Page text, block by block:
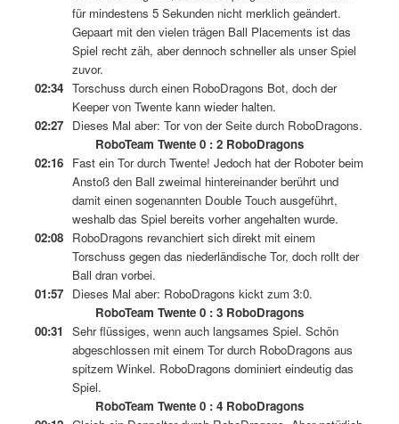
für mindestens 5 Sekunden nicht merklich geändert.
Gepaart mit den vielen trägen Ball Placements ist das
Spiel recht zäh, aber dennoch schneller als unser Spiel
zuvor.
02:34 Torschuss durch einen RoboDragons Bot, doch der
Keeper von Twente kann wieder halten.
02:27 Dieses Mal aber: Tor von der Seite durch RoboDragons.
RoboTeam Twente 0 : 2 RoboDragons
02:16 Fast ein Tor durch Twente! Jedoch hat der Roboter beim
Anstoß den Ball zweimal hintereinander berührt und
damit einen sogenannten Double Touch ausgeführt,
weshalb das Spiel bereits vorher angehalten wurde.
02:08 RoboDragons revanchiert sich direkt mit einem
Torschuss gegen das niederländische Tor, doch rollt der
Ball dran vorbei.
01:57 Dieses Mal aber: RoboDragons kickt zum 3:0.
RoboTeam Twente 0 : 3 RoboDragons
00:31
Sehr flüssiges, wenn auch langsames Spiel. Schön
abgeschlossen mit einem Tor durch RoboDragons aus
spitzem Winkel. RoboDragons dominiert eindeutig das
Spiel.
RoboTeam Twente 0 : 4 RoboDragons